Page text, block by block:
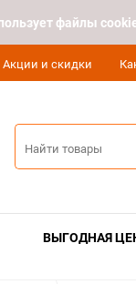
файлы
Акции и скидки
ВЫГОДНАЯ